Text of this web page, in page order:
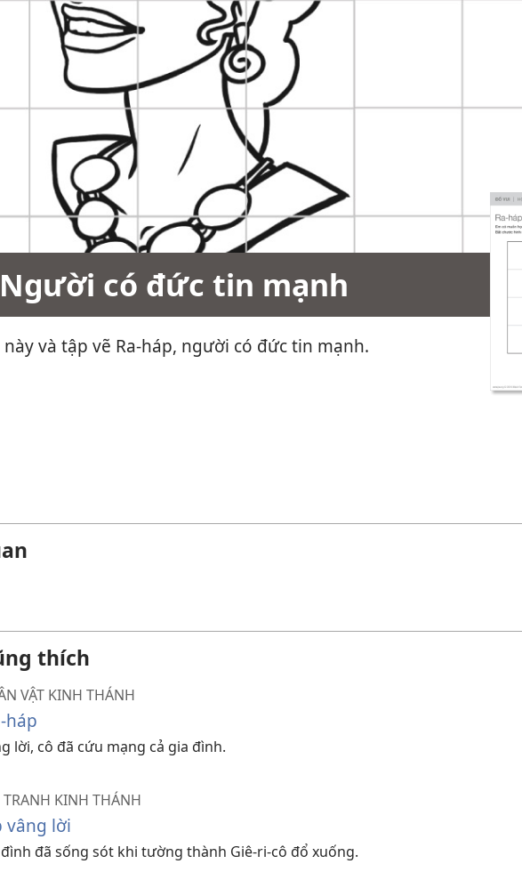
có đức tin mạnh
và tập vẽ Ra-háp, người có đức tin mạnh.
thích
VẬT KINH THÁNH
háp
lời, cô đã cứu mạng cả gia đình.
TRANH KINH THÁNH
vâng lời
đã sống sót khi tường thành Giê-ri-cô đổ xuống.